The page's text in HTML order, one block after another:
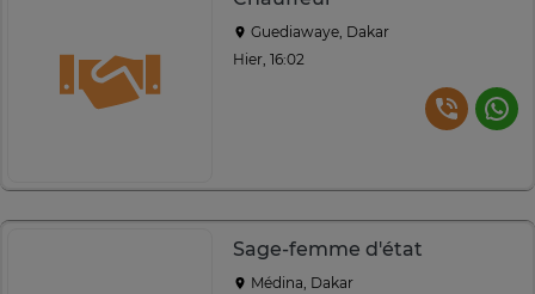
Guediawaye, Dakar
Hier, 16:02
Sage-femme d'état
Médina, Dakar